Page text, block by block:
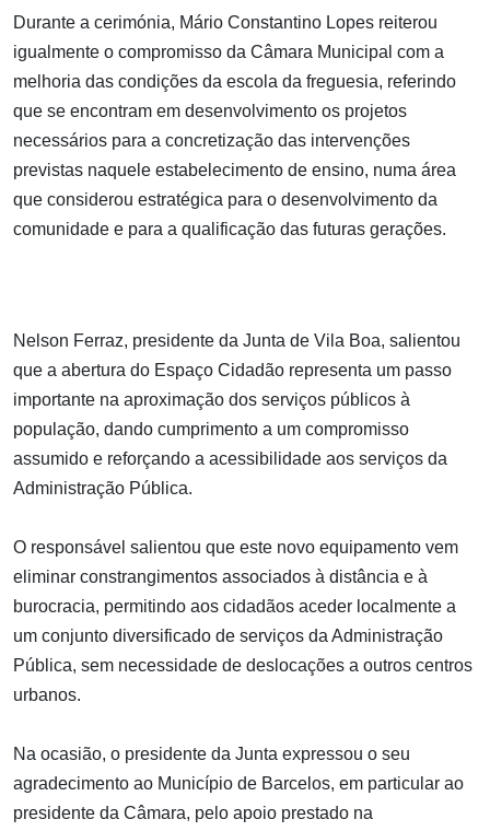
Durante a cerimónia, Mário Constantino Lopes reiterou
igualmente o compromisso da Câmara Municipal com a
melhoria das condições da escola da freguesia, referindo
que se encontram em desenvolvimento os projetos
necessários para a concretização das intervenções
previstas naquele estabelecimento de ensino, numa área
que considerou estratégica para o desenvolvimento da
comunidade e para a qualificação das futuras gerações.
Nelson Ferraz, presidente da Junta de Vila Boa, salientou
que a abertura do Espaço Cidadão representa um passo
importante na aproximação dos serviços públicos à
população, dando cumprimento a um compromisso
assumido e reforçando a acessibilidade aos serviços da
Administração Pública.
O responsável salientou que este novo equipamento vem
eliminar constrangimentos associados à distância e à
burocracia, permitindo aos cidadãos aceder localmente a
um conjunto diversificado de serviços da Administração
Pública, sem necessidade de deslocações a outros centros
urbanos.
Na ocasião, o presidente da Junta expressou o seu
agradecimento ao Município de Barcelos, em particular ao
presidente da Câmara, pelo apoio prestado na